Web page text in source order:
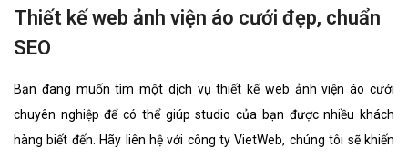
Thiết kế web ảnh viện áo cưới đẹp, chuẩn
SEO
Bạn đang muốn tìm một dịch vụ thiết kế web ảnh viện áo cưới
chuyên nghiệp để có thể giúp studio của bạn được nhiều khách
hàng biết đến. Hãy liên hệ với công ty VietWeb, chúng tôi sẽ khiến